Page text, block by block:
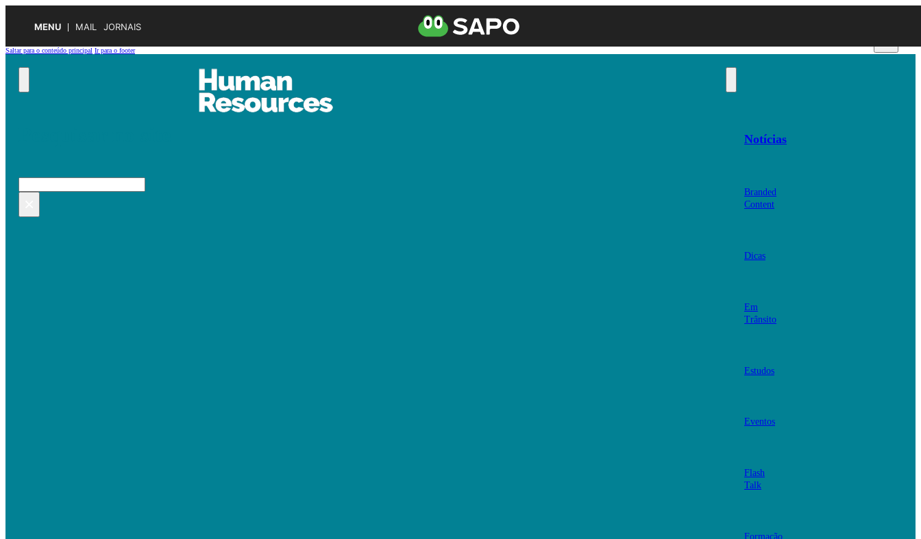
MENU MAIL JORNAIS
Saltar para o conteúdo principal Ir para o footer
Pesquisar
Notícias
Branded
Content
Dicas
Em
Trânsito
Estudos
Eventos
Flash
Talk
Formação